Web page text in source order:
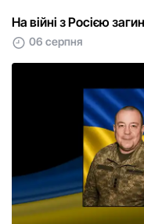
На війні з Росією
06 серпня